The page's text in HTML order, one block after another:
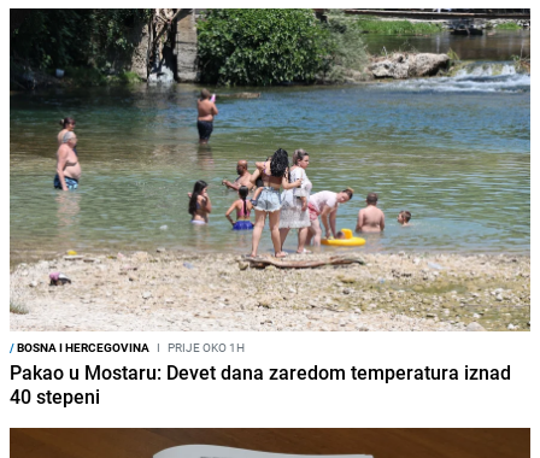
/BOSNA I HERCEGOVINA I PRIJE OKO 1H
Pakao u Mostaru: Devet dana zaredom temperatura iznad
40 stepeni